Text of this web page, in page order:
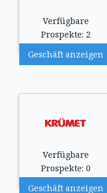
Verfügbare
Prospekte: 2
Geschäft anzeigen
Verfügbare
Prospekte: 0
Geschäft anzeigen